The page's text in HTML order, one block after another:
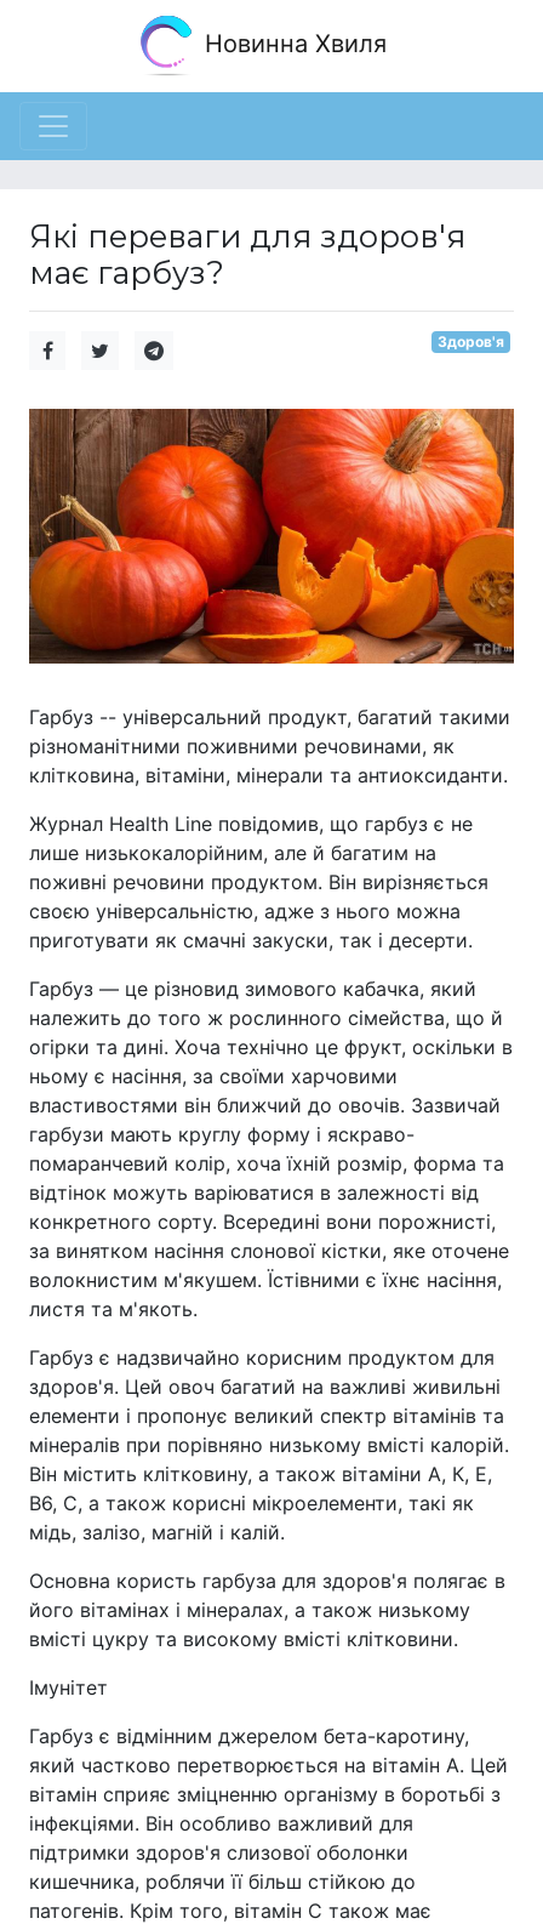
Новинна Хвиля
Які переваги для здоров'я
має гарбуз?
Здоров'я
Гарбуз -- універсальний продукт, багатий такими
різноманітними поживними речовинами, як
клітковина, вітаміни, мінерали та антиоксиданти.
Журнал Health Line повідомив, що гарбуз є не
лише низькокалорійним, але й багатим на
поживні речовини продуктом. Він вирізняється
своєю універсальністю, адже з нього можна
приготувати як смачні закуски, так і десерти.
Гарбуз — це різновид зимового кабачка, який
належить до того ж рослинного сімейства, що й
огірки та дині. Хоча технічно це фрукт, оскільки в
ньому є насіння, за своїми харчовими
властивостями він ближчий до овочів. Зазвичай
гарбузи мають круглу форму і яскраво-
помаранчевий колір, хоча їхній розмір, форма та
відтінок можуть варіюватися в залежності від
конкретного сорту. Всередині вони порожнисті,
за винятком насіння слонової кістки, яке оточене
волокнистим м'якушем. Їстівними є їхнє насіння,
листя та м'якоть.
Гарбуз є надзвичайно корисним продуктом для
здоров'я. Цей овоч багатий на важливі живильні
елементи і пропонує великий спектр вітамінів та
мінералів при порівняно низькому вмісті калорій.
Він містить клітковину, а також вітаміни А, К, Е,
В6, С, а також корисні мікроелементи, такі як
мідь, залізо, магній і калій.
Основна користь гарбуза для здоров'я полягає в
його вітамінах і мінералах, а також низькому
вмісті цукру та високому вмісті клітковини.
Імунітет
Гарбуз є відмінним джерелом бета-каротину,
який частково перетворюється на вітамін А. Цей
вітамін сприяє зміцненню організму в боротьбі з
інфекціями. Він особливо важливий для
підтримки здоров'я слизової оболонки
кишечника, роблячи її більш стійкою до
патогенів. Крім того, вітамін С також має